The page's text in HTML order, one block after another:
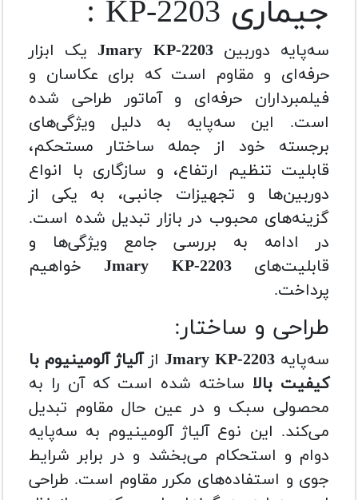
جیماری KP-2203 :
سه‌پایه دوربینJmary KP-2203یک ابزار
حرفه‌ای و مقاوم است که برای عکاسان و
فیلمبرداران حرفه‌ای و آماتور طراحی شده
است. این سه‌پایه به دلیل ویژگی‌های
برجسته خود از جمله ساختار مستحکم،
قابلیت تنظیم ارتفاع، و سازگاری با انواع
دوربین‌ها و تجهیزات جانبی، به یکی از
گزینه‌های محبوب در بازار تبدیل شده است.
در ادامه به بررسی جامع ویژگی‌ها و
قابلیت‌هایJmary KP-2203خواهیم
پرداخت.
طراحی و ساختار:
سه‌پایه Jmary KP-2203 ازآلیاژ آلومینیوم با
کیفیت بالا ساخته شده است که آن را به
محصولی سبک و در عین حال مقاوم تبدیل
می‌کند. این نوع آلیاژ آلومینیوم به سه‌پایه
دوام و استحکام می‌بخشد و در برابر شرایط
جوی و استفاده‌های مکرر مقاوم است. طراحی